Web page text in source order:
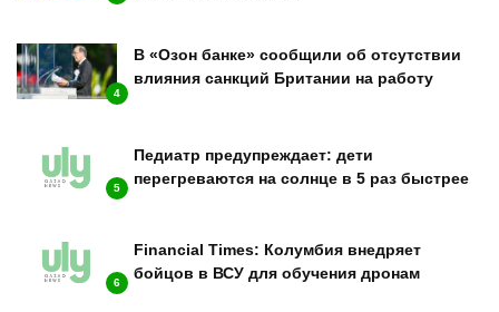
4
В «Озон банке» сообщили об отсутствии
влияния санкций Британии на работу
5
Педиатр предупреждает: дети
перегреваются на солнце в 5 раз быстрее
6
Financial Times: Колумбия внедряет
бойцов в ВСУ для обучения дронам